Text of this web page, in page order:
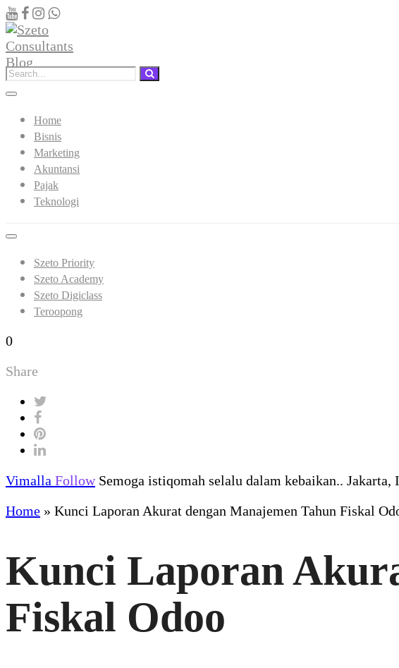
Home
Bisnis
Marketing
Akuntansi
Pajak
Teknologi
Szeto Priority
Szeto Academy
Szeto Digiclass
Teroopong
0
Share
Vimalla Follow Semoga istiqomah selalu dalam kebaikan.. Jakarta,
Home » Kunci Laporan Akurat dengan Manajemen Tahun Fiskal
Kunci Laporan
Fiskal Odoo